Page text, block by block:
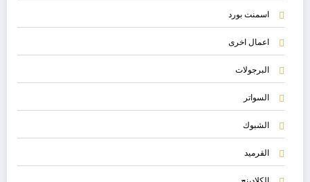
اسمنت بورد
اعمال اخرى
البرجولات
السواتر
الشبوك
القرميد
الكلادينج